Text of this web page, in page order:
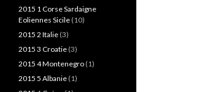
2015 1 Corse Sardaigne
Eoliennes Sicile (10)
2015 2 Italie (3)
2015 3 Croatie (3)
2015 4 Montenegro (1)
2015 5 Albanie (1)